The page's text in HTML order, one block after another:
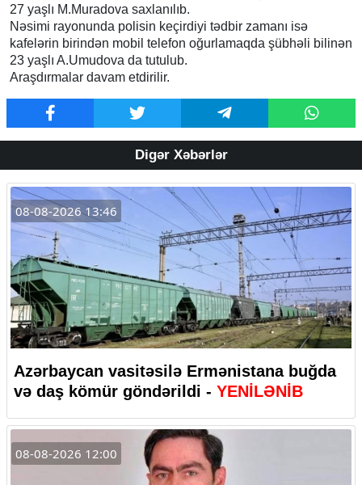
27 yaşlı M.Muradova saxlanılıb.
Nəsimi rayonunda polisin keçirdiyi tədbir zamanı isə
kafelərin birindən mobil telefon oğurlamaqda şübhəli bilinən
23 yaşlı A.Umudova da tutulub.
Araşdırmalar davam etdirilir.
Digər Xəbərlər
08-08-2026 13:46
Azərbaycan vasitəsilə Ermənistana buğda
və daş kömür göndərildi - YENİLƏNİB
08-08-2026 12:00